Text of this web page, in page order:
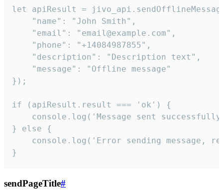
let apiResult =
    "name": "John Smith",
    "email": "email@example.com",
    "phone": "+14084987855",
    "description": "Description text",
    "message": "Offline message"
});
if (apiResult.result === 'ok') {
console.log('Message sent
} else {
console.log('Error sending message,
}
sendPageTitle#